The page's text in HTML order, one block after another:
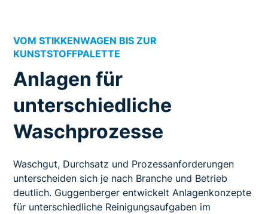
VOM STIKKENWAGEN BIS ZUR
KUNSTSTOFFPALETTE
Anlagen für
unterschiedliche
Waschprozesse
Waschgut, Durchsatz und Prozessanforderungen
unterscheiden sich je nach Branche und Betrieb
deutlich. Guggenberger entwickelt Anlagenkonzepte
für unterschiedliche Reinigungsaufgaben im